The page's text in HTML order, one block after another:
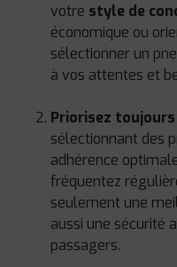
votre style de
économique ou
sélectionner un
à vos attentes et
Priorisez
sélectionnant des
adhérence
fréquentez
seulement une
aussi une sécurité
passagers.